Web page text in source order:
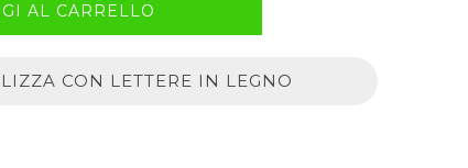
AL CARRELLO
CON LETTERE IN LEGNO